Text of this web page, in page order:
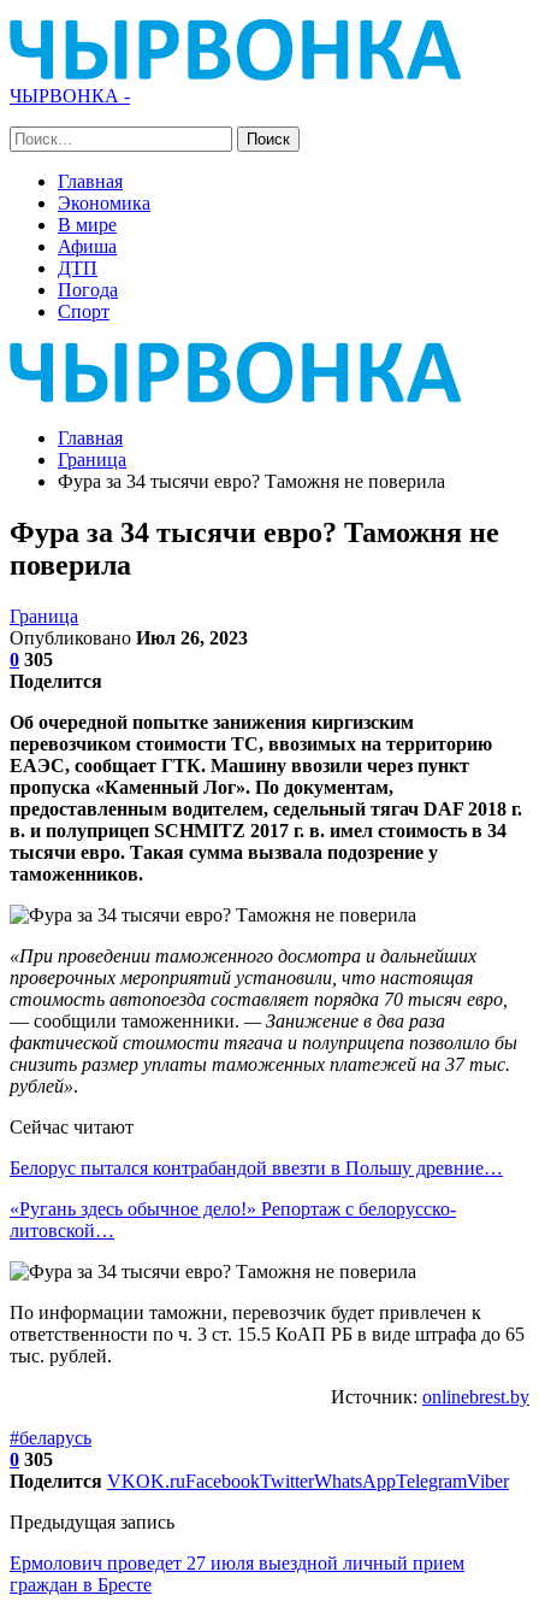
ЧЫРВОНКА -
Главная
Экономика
В мире
Афиша
ДТП
Погода
Спорт
Главная
Граница
Фура за 34 тысячи евро? Таможня не поверила
Фура за 34 тысячи евро? Таможня не
поверила
Граница
Опубликовано Июл 26, 2023
0 305
Поделится
Об очередной попытке занижения киргизским
перевозчиком стоимости ТС, ввозимых на территорию
ЕАЭС, сообщает ГТК. Машину ввозили через пункт
пропуска «Каменный Лог». По документам,
предоставленным водителем, седельный тягач DAF 2018 г.
в. и полуприцеп SCHMITZ 2017 г. в. имел стоимость в 34
тысячи евро. Такая сумма вызвала подозрение у
таможенников.
«При проведении таможенного досмотра и дальнейших
проверочных мероприятий установили, что настоящая
стоимость автопоезда составляет порядка 70 тысяч евро,
— сообщили таможенники. — Занижение в два раза
фактической стоимости тягача и полуприцепа позволило бы
снизить размер уплаты таможенных платежей на 37 тыс.
рублей».
Сейчас читают
Белорус пытался контрабандой ввезти в Польшу древние…
«Ругань здесь обычное дело!» Репортаж с белорусско-
литовской…
По информации таможни, перевозчик будет привлечен к
ответственности по ч. 3 ст. 15.5 КоАП РБ в виде штрафа до 65
тыс. рублей.
Источник: onlinebrest.by
#беларусь
0 305
Поделится VKOK.ruFacebookTwitterWhatsAppTelegramViber
Предыдущая запись
Ермолович проведет 27 июля выездной личный прием
граждан в Бресте